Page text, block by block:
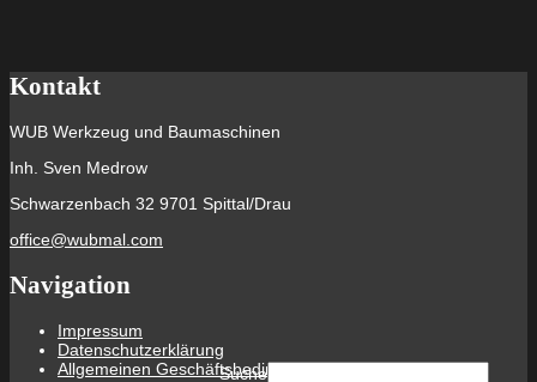
Suche
Kontakt
WUB Werkzeug und Baumaschinen
Inh. Sven Medrow
Schwarzenbach 32 9701 Spittal/Drau
office@wubmal.com
Navigation
Impressum
Datenschutzerklärung
Allgemeinen Geschäftsbedingungen